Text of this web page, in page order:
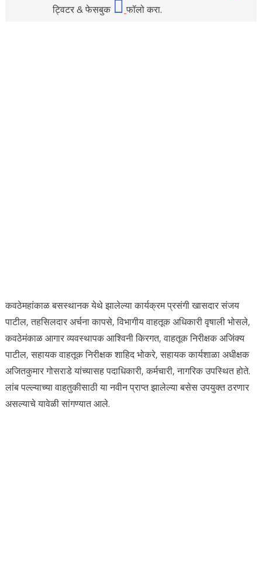
ट्विटर & फेसबुक
फॉलो करा.
कवठेमहांकाळ बसस्थानक येथे झालेल्या कार्यक्रम प्रसंगी खासदार संजय
पाटील, तहसिलदार अर्चना कापसे, विभागीय वाहतूक अधिकारी वृषाली भोसले,
कवठेमंकाळ आगार व्यवस्थापक आश्विनी किरगत, वाहतूक निरीक्षक अजिंक्य
पाटील, सहायक वाहतूक निरीक्षक शाहिद भोकरे, सहायक कार्यशाळा अधीक्षक
अजितकुमार गोसराडे यांच्यासह पदाधिकारी, कर्मचारी, नागरिक उपस्थित होते.
लांब पल्ल्याच्या वाहतुकीसाठी या नवीन प्राप्त झालेल्या बसेस उपयुक्त ठरणार
असल्याचे यावेळी सांगण्यात आले.